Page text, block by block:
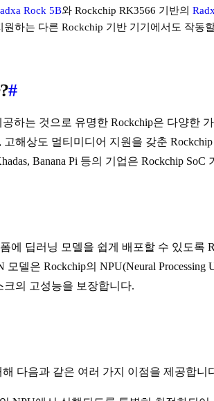
Rock 5B와 Rockchip RK3566 기반의
원하는 다른 Rockchip 기반 기기에서도 작동
#
하는 것으로 유명한 Rockchip은 다양한
고해상도 멀티미디어 지원을 갖춘
Banana Pi 등의 기업은 Rockchip
에 딥러닝 모델을 쉽게 배포할 수 있도록
델은 Rockchip의 NPU(Neural
의 고성능을 보장합니다.
다음과 같은 여러 가지 이점을 제공합니